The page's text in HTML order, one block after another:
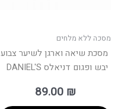
מסכה ללא מלחים
מסכת שיאה וארגן לשיער צבוע
יבש ופגום דניאלס DANIEL'S
89.00 ₪